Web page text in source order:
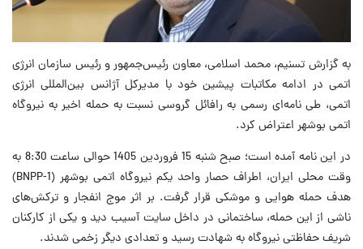
به گزارش تسنیم، محمد اسلامی، معاون رئیس‌جمهور و رئیس سازمان انرژی
اتمی در ادامه مکاتبات پیشین خود با مدیرکل آژانس بین‌المللی انرژی
اتمی، طی نامه‌ای رسمی به رافائل گروسی نسبت به حمله اخیر به نیروگاه
اتمی بوشهر اعتراض کرد.
در این نامه آمده است؛ صبح شنبه 15 فروردین 1405 حوالی ساعت 8:30 به
وقت محلی ایران، اطراف حصار واحد یکم نیروگاه اتمی بوشهر (BNPP-1)
هدف حمله هوایی و موشکی قرار گرفت. بر اثر موج انفجار و ترکش‌های
ناشی از این حمله، ساختمانی در داخل سایت آسیب دید و یکی از کارکنان
شریف حفاظتی نیروگاه به شهادت رسید و تعدادی دیگر زخمی شدند.